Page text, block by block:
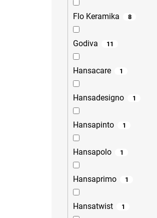
Flo Keramika 8
Godiva 11
Hansacare 1
Hansadesigno 1
Hansapinto 1
Hansapolo 1
Hansaprimo 1
Hansatwist 1